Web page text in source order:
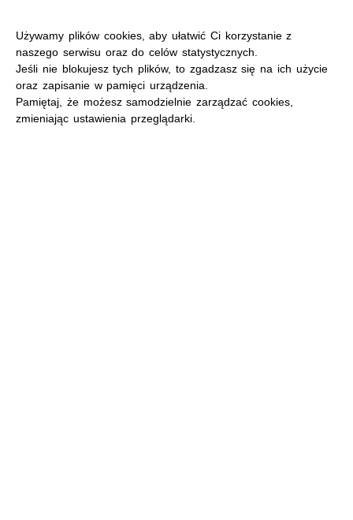
Używamy plików cookies, aby ułatwić Ci korzystanie z
naszego serwisu oraz do celów statystycznych.
Jeśli nie blokujesz tych plików, to zgadzasz się na ich użycie
oraz zapisanie w pamięci urządzenia.
Pamiętaj, że możesz samodzielnie zarządzać cookies,
zmieniając ustawienia przeglądarki.
MENU